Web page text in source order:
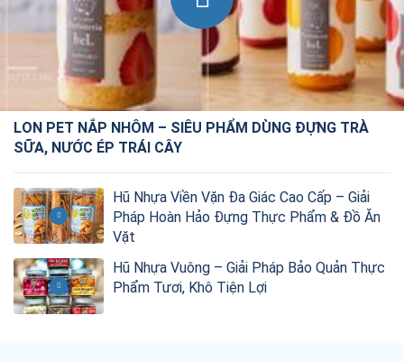
LON PET NẮP NHÔM – SIÊU PHẨM DÙNG ĐỰNG TRÀ
SỮA, NƯỚC ÉP TRÁI CÂY
Hũ Nhựa Viền Vặn Đa Giác Cao Cấp – Giải
Pháp Hoàn Hảo Đựng Thực Phẩm & Đồ Ăn
Vặt
Hũ Nhựa Vuông – Giải Pháp Bảo Quản Thực
Phẩm Tươi, Khô Tiện Lợi